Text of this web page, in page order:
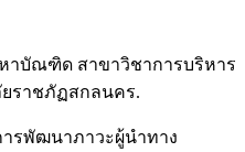
าบัณฑิด สาขาวิชาการบริหาร
ราชภัฏสกลนคร.
ารพัฒนาภาวะผู้นำทาง